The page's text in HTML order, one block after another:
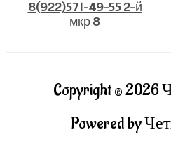
8(922)571-49-55 2-й
мкр 8
Copyright © 2026
Powered by